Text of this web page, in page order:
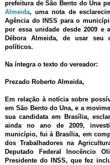
prefeitura de São Bento do Una
Almeida, uma nota de
Agência do INSS para o
por essa unidade desde 2009 e
Débora Almeida, de usar seu
políticos.
Na íntegra o texto do vereador:
Prezado Roberto Almeida,
Em relação à notícia sobre
em São Bento do Una, e a
sua candidata em Brasília,
ainda no ano de 2009,
município, fui à Brasília, em
dos Trabalhadores na
Deputado Federal Inocêncio
Presidente do INSS, que fez